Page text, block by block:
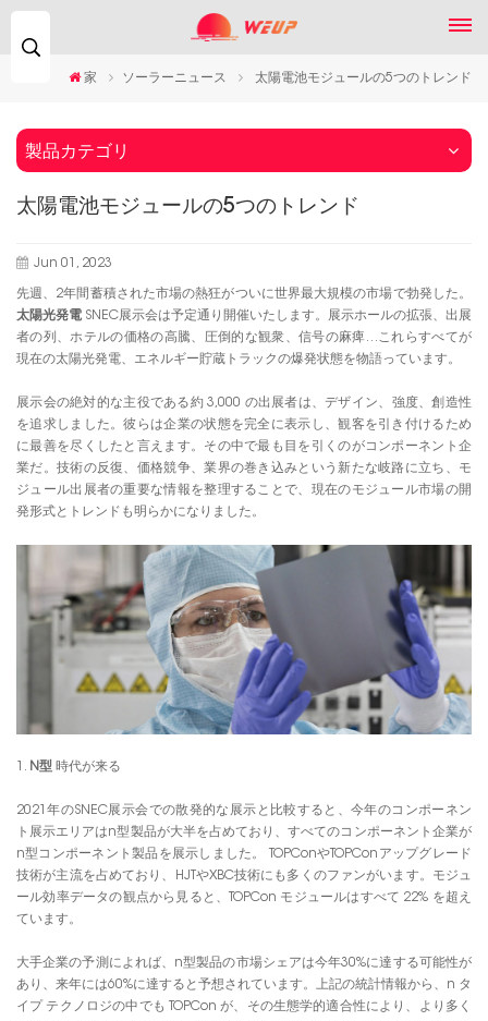
家 ソーラーニュース 太陽電池モジュールの5つのトレンド
製品カテゴリ
太陽電池モジュールの5つのトレンド
Jun 01, 2023
先週、2年間蓄積された市場の熱狂がついに世界最大規模の市場で勃発した。
太陽光発電 SNEC展示会は予定通り開催いたします。展示ホールの拡張、出展
者の列、ホテルの価格の高騰、圧倒的な観衆、信号の麻痺…これらすべてが
現在の太陽光発電、エネルギー貯蔵トラックの爆発状態を物語っています。
展示会の絶対的な主役である約 3,000 の出展者は、デザイン、強度、創造性
を追求しました。彼らは企業の状態を完全に表示し、観客を引き付けるため
に最善を尽くしたと言えます。その中で最も目を引くのがコンポーネント企
業だ。技術の反復、価格競争、業界の巻き込みという新たな岐路に立ち、モ
ジュール出展者の重要な情報を整理することで、現在のモジュール市場の開
発形式とトレンドも明らかになりました。
1. N型 時代が来る
2021年のSNEC展示会での散発的な展示と比較すると、今年のコンポーネン
ト展示エリアはn型製品が大半を占めており、すべてのコンポーネント企業が
n型コンポーネント製品を展示しました。 TOPConやTOPConアップグレード
技術が主流を占めており、HJTやXBC技術にも多くのファンがいます。モジュ
ール効率データの観点から見ると、TOPCon モジュールはすべて 22% を超え
ています。
大手企業の予測によれば、n型製品の市場シェアは今年30%に達する可能性が
あり、来年には60%に達すると予想されています。上記の統計情報から、n タ
イプ テクノロジの中でも TOPCon が、その生態学的適合性により、より多く